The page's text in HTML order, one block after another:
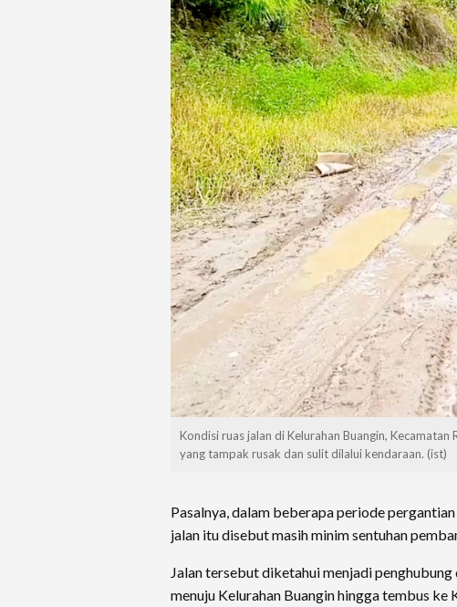
Kondisi ruas jalan di Kelurahan Buangin,
yang tampak rusak dan sulit dilalui kendaraan. (ist)
Pasalnya, dalam beberapa periode
jalan itu disebut masih minim sentuhan
Jalan tersebut diketahui menjadi
menuju Kelurahan Buangin hingga tembus ke